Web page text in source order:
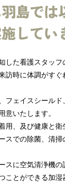
島で
してい
した看護スタッフ
訪時に体調がすぐ
フェイスシール
意いたします。
用、及び健康と衛
スでの除菌、清掃
スに空気清浄機の
ことができる加湿